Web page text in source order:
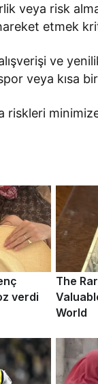
veya risk
etmek
ve
veya kısa
riskleri